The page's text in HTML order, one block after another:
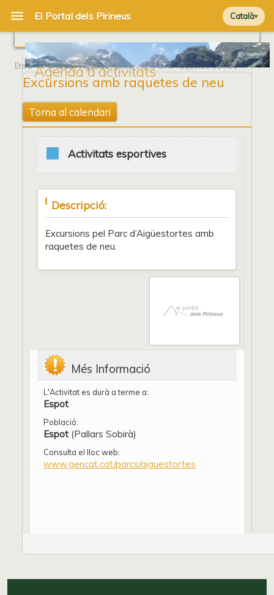
Català
Agenda d'activitats
Ets a Portada/Agenda/ Excursions amb raquetes de neu
Excursions amb raquetes de neu
Torna al calendari
Activitats esportives
Descripció:
Excursions pel Parc d’Aigüestortes amb
raquetes de neu.
Més Informació
L'Activitat es durà a terme a:
Espot
Població:
Espot (Pallars Sobirà)
Consulta el lloc web:
www.gencat.cat/parcs/aiguestortes